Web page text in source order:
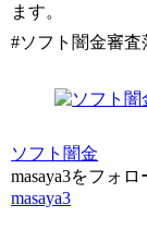
ます。
#ソフト闇金審査
ソフト闇金
masaya3をフォロ
masaya3